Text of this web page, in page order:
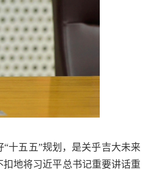
十五五”规划，是关乎吉大未来
地将习近平总书记重要讲话重